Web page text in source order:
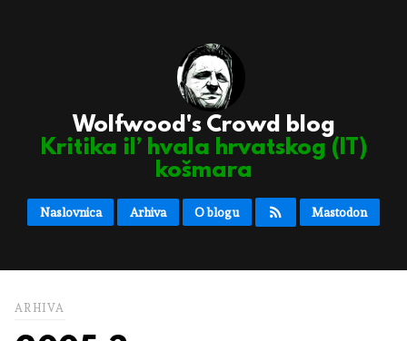
Wolfwood's Crowd blog
Kritika il’ hvala hrvatskog (IT)
košmara
Naslovnica Arhiva O blogu Mastodon
ARHIVA